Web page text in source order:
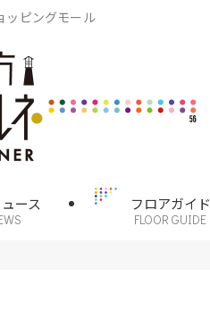
ッピングモール
ース フロアガイド
FLOOR GUIDE